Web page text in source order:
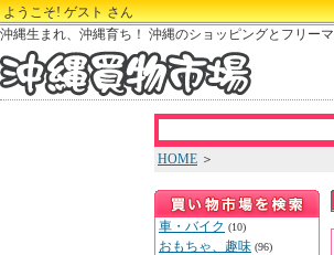
ようこそ! ゲスト さん
沖縄生まれ、沖縄育ち！ 沖縄のショッピングとフリー
HOME ＞
車・バイク (10)
おもちゃ、趣味 (96)